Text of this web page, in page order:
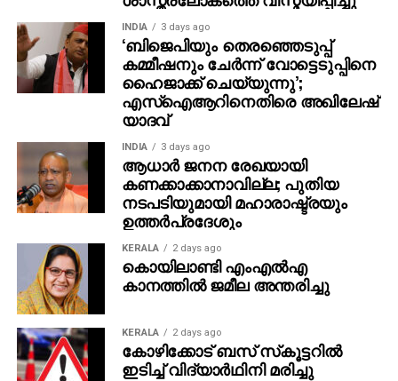
INDIA 3 days ago
‘ബിജെപിയും തെരഞ്ഞെടുപ്പ്
കമ്മീഷനും ചേർന്ന് വോട്ടെടുപ്പിനെ
ഹൈജാക്ക് ചെയ്യുന്നു’;
എസ്ഐആറിനെതിരെ അഖിലേഷ്
യാദവ്
INDIA 3 days ago
ആധാർ ജനന രേഖയായി
കണക്കാക്കാനാവില്ല; പുതിയ
നടപടിയുമായി മഹാരാഷ്ട്രയും
ഉത്തർപ്രദേശും
KERALA 2 days ago
കൊയിലാണ്ടി എംഎല്‍എ
കാനത്തില്‍ ജമീല അന്തരിച്ചു
KERALA 2 days ago
കോഴിക്കോട് ബസ് സ്‌കൂട്ടറില്‍
ഇടിച്ച് വിദ്യാര്‍ഥിനി മരിച്ചു